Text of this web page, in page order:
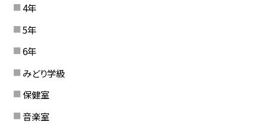
4年
5年
6年
みどり学級
保健室
音楽室